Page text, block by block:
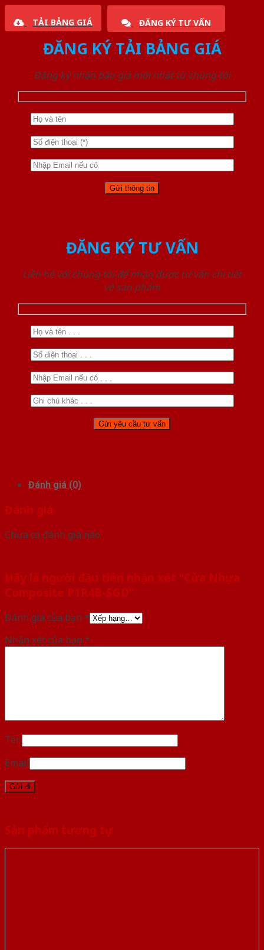
TẢI BẢNG GIÁ ĐĂNG KÝ TƯ VẤN
ĐĂNG KÝ TẢI BẢNG GIÁ
Đăng ký nhận báo giá mới nhất từ chúng tôi
ĐĂNG KÝ TƯ VẤN
Liên hệ với chúng tôi để nhận được tư vấn chi tiết
về sản phẩm
Đánh giá (0)
Đánh giá
Chưa có đánh giá nào.
Hãy là người đầu tiên nhận xét “Cửa Nhựa
Composite P1R4B-SGD”
Đánh giá của bạn *
Nhận xét của bạn *
Tên
Email
Sản phẩm tương tự